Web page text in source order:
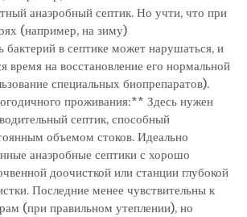
анаэробный септик. Но учти, что при
(например, на зиму)
бактерий в септике может нарушаться, и
время на восстановление его нормальной
специальных биопрепаратов).
проживания:** Здесь нужен
септик, способный
объемом стоков. Идеально
анаэробные септики с хорошо
доочисткой или станции глубокой
Последние менее чувствительны к
(при правильном утеплении), но